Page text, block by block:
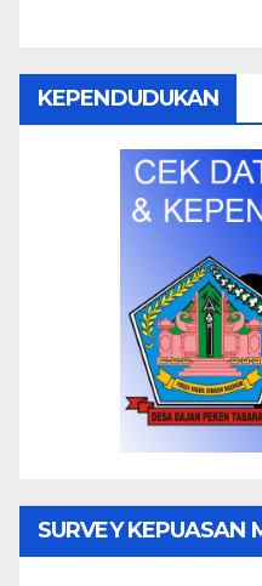
KEPENDUDUKAN
SURVEY KEPUASAN